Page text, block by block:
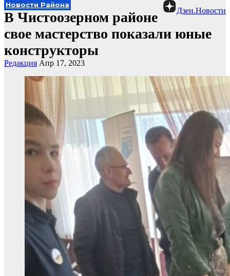
Дзен.Новости
Новости Района
В Чистоозерном районе
свое мастерство показали юные
конструкторы
Редакция Апр 17, 2023